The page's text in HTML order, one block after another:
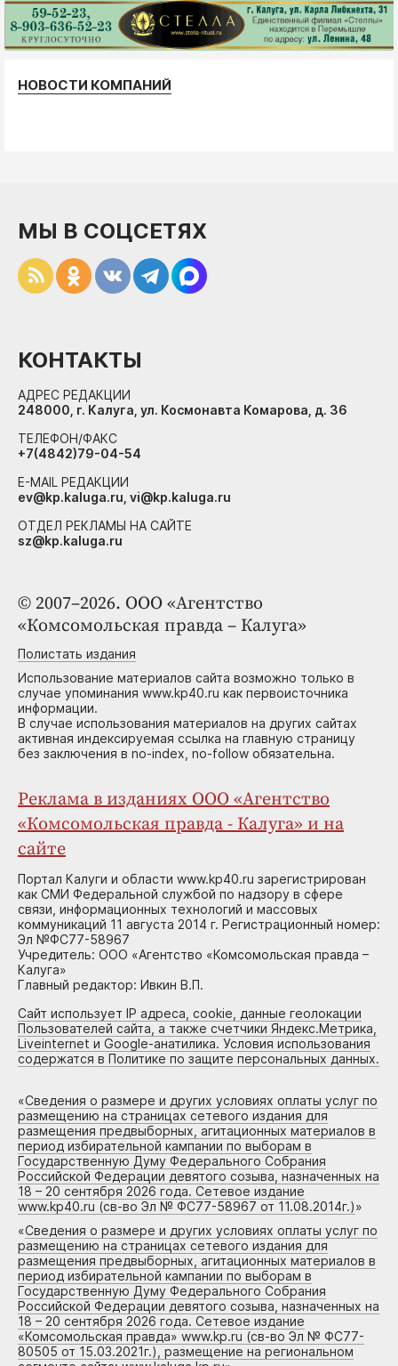
НОВОСТИ КОМПАНИЙ
© 2007–2026. ООО «Агентство
«Комсомольская правда – Калуга»
Полистать издания
Использование материалов сайта возможно только в
случае упоминания www.kp40.ru как первоисточника
информации.
В случае использования материалов на других сайтах
активная индексируемая ссылка на главную страницу
без заключения в no-index, no-follow обязательна.
Реклама в изданиях ООО «Агентство
«Комсомольская правда - Калуга» и на
сайте
Портал Калуги и области www.kp40.ru зарегистрирован
как СМИ Федеральной службой по надзору в сфере
связи, информационных технологий и массовых
коммуникаций 11 августа 2014 г. Регистрационный номер:
Эл №ФС77-58967
Учредитель: ООО «Агентство «Комсомольская правда –
Калуга»
Главный редактор: Ивкин В.П.
Сайт использует IP адреса, cookie, данные геолокации
Пользователей сайта, а также счетчики Яндекс.Метрика,
Liveinternet и Google-анатилика. Условия использования
содержатся в Политике по защите персональных данных.
«Сведения о размере и других условиях оплаты услуг по
размещению на страницах сетевого издания для
размещения предвыборных, агитационных материалов в
период избирательной кампании по выборам в
Государственную Думу Федерального Собрания
Российской Федерации девятого созыва, назначенных на
18 – 20 сентября 2026 года. Сетевое издание
www.kp40.ru (св-во Эл № ФС77-58967 от 11.08.2014г.)»
«Сведения о размере и других условиях оплаты услуг по
размещению на страницах сетевого издания для
размещения предвыборных, агитационных материалов в
период избирательной кампании по выборам в
Государственную Думу Федерального Собрания
Российской Федерации девятого созыва, назначенных на
18 – 20 сентября 2026 года. Сетевое издание
«Комсомольская правда» www.kp.ru (св-во Эл № ФС77-
80505 от 15.03.2021г.), размещение на региональном
МЫ В СОЦСЕТЯХ
КОНТАКТЫ
АДРЕС РЕДАКЦИИ
248000, г. Калуга, ул. Космонавта Комарова, д. 36
ТЕЛЕФОН/ФАКС
+7(4842)79-04-54
E-MAIL РЕДАКЦИИ
ev@kp.kaluga.ru, vi@kp.kaluga.ru
ОТДЕЛ РЕКЛАМЫ НА САЙТЕ
sz@kp.kaluga.ru